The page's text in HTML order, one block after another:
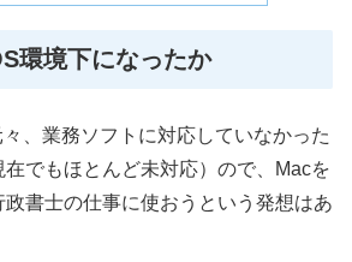
環境下になったか
、業務ソフトに対応していなかった
在でもほとんど未対応）ので、Macを
書士の仕事に使おうという発想はあ